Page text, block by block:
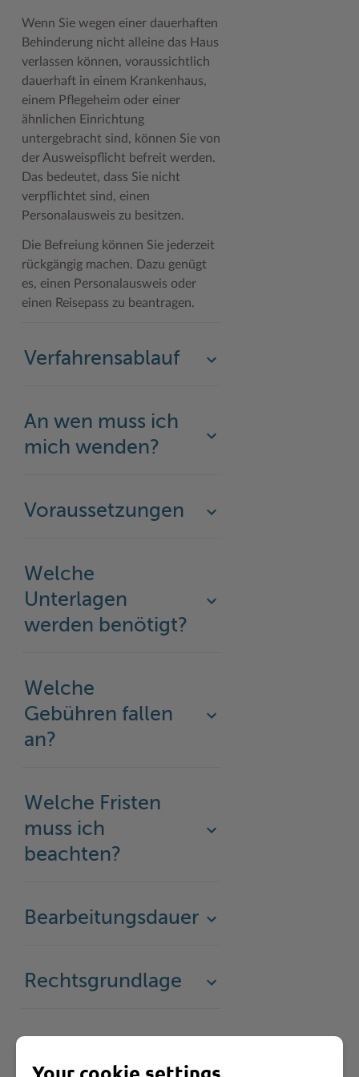
Geodatenportale (Kreiskarte)
Kfz-Zulassung
Kontakt / Öffnungszeiten
Lebenslagen
Leistungen
Lexikon
Publikationen
Wunsch-Kennzeichen ↗
Fotoarchiv
Hitzeschutz
Klimaanpassungskonzept
Kreistag Sitzungskalender
Lokales Wetter
Newsletter
Pressemeldungen
Stellenangebote
Ukrainehilfe
#MeinStormarn
Karrieretag
Kreispräsident
Kreistag und Ausschüsse
Kreistag Sitzungskalender
Kreisverwaltung
Landrat
Sonderbereiche
Stabsbereiche
Wahlen im Kreis
Was ist ein Kreis?
Offene Stellen
Praktika und FSJ
Weiterbildung beim Kreis Stormarn
Wen wir suchen
Klimaschutz beim Kreis Stormarn
Projekt e-Gewerbe
Stormarner Bündnis für bezahlbares Wohnen
Wirtschafts- und Aufbaugesellschaft Stormarn
Zahlen, Daten, Fakten
Kulturelle Einrichtungen
Museen
Naturschutzgebiete
Radwandern
Storchenhorste
Lieblingsplätze in der Metropolregion
Termine und Veranstaltungen
Umlandscout Hamburg
Wenn Sie wegen einer dauerhaften
Behinderung nicht alleine das Haus
verlassen können, voraussichtlich
dauerhaft in einem Krankenhaus,
einem Pflegeheim oder einer
ähnlichen Einrichtung
untergebracht sind, können Sie von
der Ausweispflicht befreit werden.
Das bedeutet, dass Sie nicht
verpflichtet sind, einen
Personalausweis zu besitzen.
Die Befreiung können Sie jederzeit
rückgängig machen. Dazu genügt
es, einen Personalausweis oder
einen Reisepass zu beantragen.
Verfahrensablauf
An wen muss ich
mich wenden?
Voraussetzungen
Welche
Unterlagen
werden benötigt?
Welche
Gebühren fallen
an?
Welche Fristen
muss ich
beachten?
Bearbeitungsdauer
Rechtsgrundlage